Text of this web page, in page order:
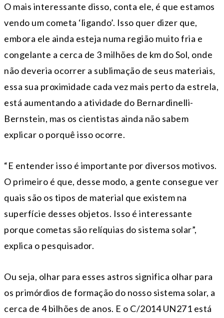
O mais interessante disso, conta ele, é que estamos
vendo um cometa ‘ligando’. Isso quer dizer que,
embora ele ainda esteja numa região muito fria e
congelante a cerca de 3 milhões de km do Sol, onde
não deveria ocorrer a sublimação de seus materiais,
essa sua proximidade cada vez mais perto da estrela,
está aumentando a atividade do Bernardinelli-
Bernstein, mas os cientistas ainda não sabem
explicar o porquê isso ocorre.
“E entender isso é importante por diversos motivos.
O primeiro é que, desse modo, a gente consegue ver
quais são os tipos de material que existem na
superfície desses objetos. Isso é interessante
porque cometas são relíquias do sistema solar”,
explica o pesquisador.
Ou seja, olhar para esses astros significa olhar para
os primórdios de formação do nosso sistema solar, a
cerca de 4 bilhões de anos. E o C/2014 UN271 está